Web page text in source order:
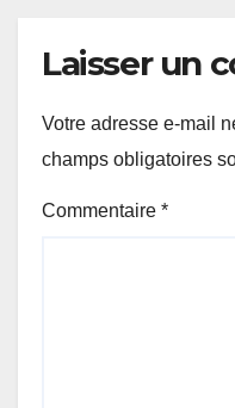
Laisser un
Votre adresse e-mail
champs obligatoires
Commentaire *